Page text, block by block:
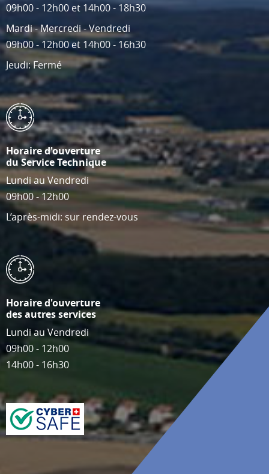
09h00 - 12h00 et 14h00 - 18h30
Mardi - Mercredi - Vendredi
09h00 - 12h00 et 14h00 - 16h30
Jeudi: Fermé
Horaire d'ouverture
du Service Technique
Lundi au Vendredi
09h00 - 12h00
L’après-midi: sur rendez-vous
Horaire d'ouverture
des autres services
Lundi au Vendredi
09h00 - 12h00
14h00 - 16h30